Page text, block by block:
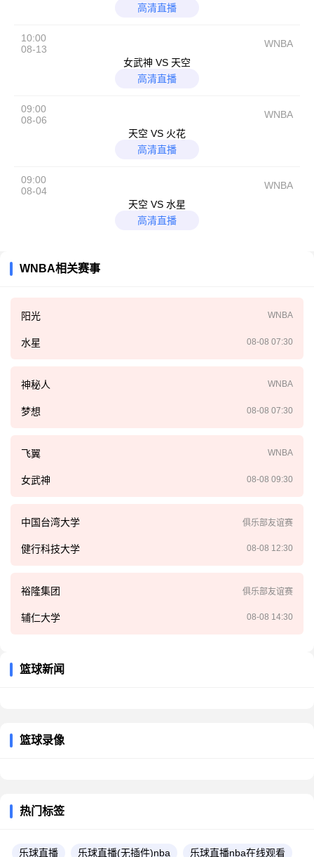
高清直播
10:00
08-13
WNBA
女武神 VS 天空
高清直播
09:00
08-06
WNBA
天空 VS 火花
高清直播
09:00
08-04
WNBA
天空 VS 水星
高清直播
WNBA相关赛事
阳光 WNBA
水星 08-08 07:30
神秘人 WNBA
梦想 08-08 07:30
飞翼 WNBA
女武神 08-08 09:30
中国台湾大学 俱乐部友谊赛
健行科技大学 08-08 12:30
裕隆集团 俱乐部友谊赛
辅仁大学 08-08 14:30
篮球新闻
篮球录像
热门标签
乐球直播 乐球直播(无插件)nba 乐球直播nba在线观看